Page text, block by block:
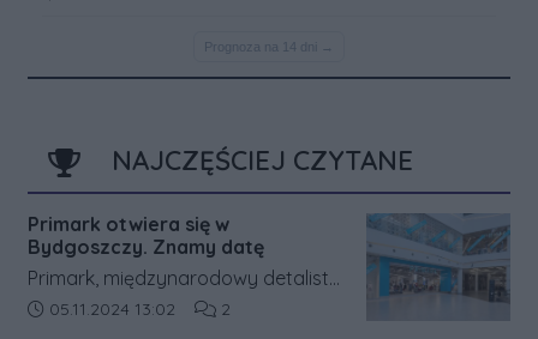
NAJCZĘŚCIEJ CZYTANE
Primark otwiera się w
Bydgoszczy. Znamy datę
Primark, międzynarodowy detalista
odzieżowy, ogłosił datę otwarcia
Data dodania artykułu:
05.11.2024 13:02 Liczba komentarzy artykułu:
2